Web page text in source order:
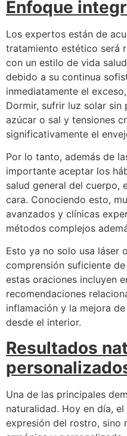
Enfoque
Los expertos están de
tratamiento estético será
con un estilo de vida
debido a su continua
inmediatamente el
Dormir, sufrir luz solar sin
azúcar o sal y tensiones
significativamente el
Por lo tanto, además de
importante aceptar los
salud general del cuerpo,
cara. Conociendo esto,
avanzados y clínicas
métodos complejos
Esto ya no solo usa láser
comprensión suficiente
estas oraciones incluyen
recomendaciones
inflamación y la mejora
desde el interior.
Resultados
Una de las principales
naturalidad. Hoy en día,
expresión del rostro, sino